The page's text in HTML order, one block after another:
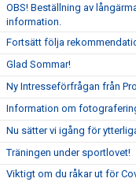
OBS! Beställning av
information.
Fortsätt följa
Glad Sommar!
Ny Intresseförfrågan från
Information om
Nu sätter vi igång för
Träningen under sportlovet!
Viktigt om du råkar ut för